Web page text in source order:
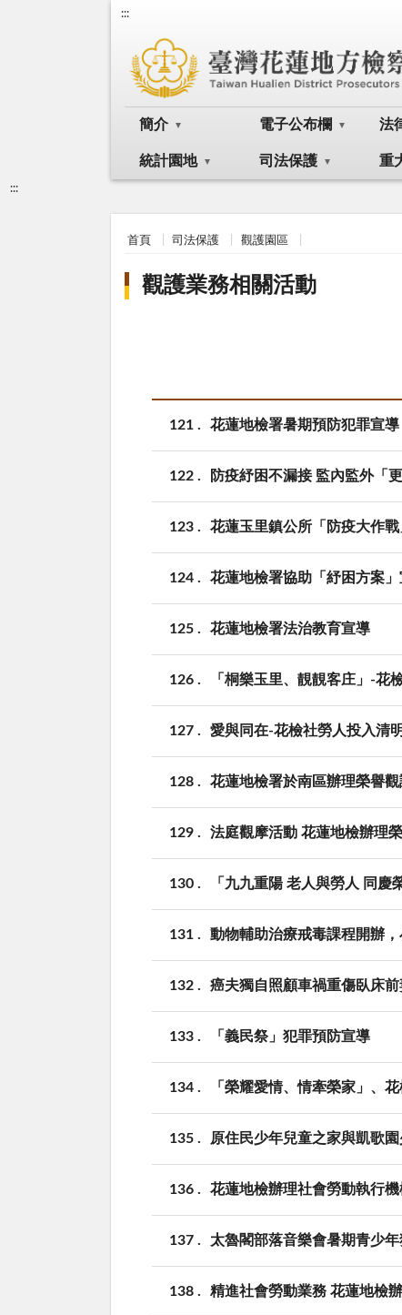
:::
簡介 電子公布欄 法
統計園地 司法保護 重
:::
首頁 司法保護 觀護園區
觀護業務相關活動
121 花蓮地檢署暑期預防犯罪宣導
122 防疫紓困不漏接 監內監外「
123 花蓮玉里鎮公所「防疫大作
124 花蓮地檢署協助「紓困方案」
125 花蓮地檢署法治教育宣導
126 「桐樂玉里、靚靚客庄」-花
127 愛與同在-花檢社勞人投入清
128 花蓮地檢署於南區辦理榮譽
129 法庭觀摩活動 花蓮地檢辦理
130 「九九重陽 老人與勞人 同慶
131 動物輔助治療戒毒課程開辦
132 癌夫獨自照顧車禍重傷臥床
133 「義民祭」犯罪預防宣導
134 「榮耀愛情、情牽榮家」、
135 原住民少年兒童之家與凱歌
136 花蓮地檢辦理社會勞動執行
137 太魯閣部落音樂會暑期青少
138 精進社會勞動業務 花蓮地檢